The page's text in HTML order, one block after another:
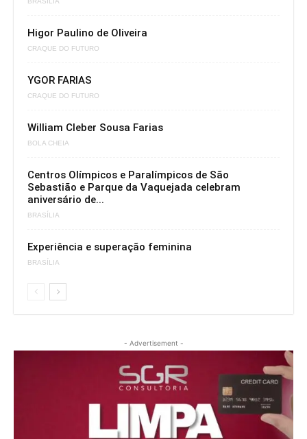
Higor Paulino de Oliveira
CRAQUE DO FUTURO
YGOR FARIAS
CRAQUE DO FUTURO
William Cleber Sousa Farias
BOLA CHEIA
Centros Olímpicos e Paralímpicos de São
Sebastião e Parque da Vaquejada celebram
aniversário de...
BRASÍLIA
Experiência e superação feminina
BRASÍLIA
- Advertisement -